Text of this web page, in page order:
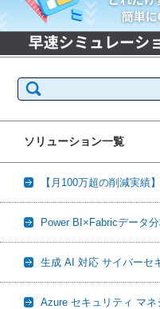
索:
ソリューション一覧
【月100万超の削減実績
Power BI×Fabricデータ
生成 AI 対応 サイバーセ
Azure セキュリティ マネ